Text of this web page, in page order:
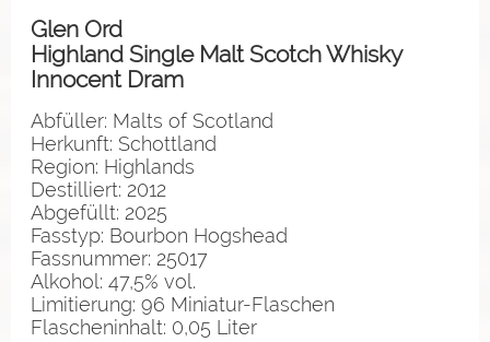
Glen Ord
Highland Single Malt Scotch Whisky
Innocent Dram
Abfüller: Malts of Scotland
Herkunft: Schottland
Region: Highlands
Destilliert: 2012
Abgefüllt: 2025
Fasstyp: Bourbon Hogshead
Fassnummer: 25017
Alkohol: 47,5% vol.
Limitierung: 96 Miniatur-Flaschen
Flascheninhalt: 0,05 Liter